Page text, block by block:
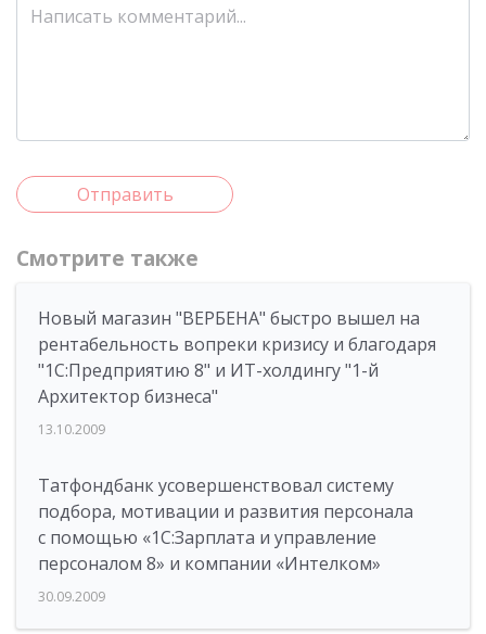
Отправить
Смотрите также
Новый магазин "ВЕРБЕНА" быстро вышел на
рентабельность вопреки кризису и благодаря
"1С:Предприятию 8" и ИТ-холдингу "1-й
Архитектор бизнеса"
13.10.2009
Татфондбанк усовершенствовал систему
подбора, мотивации и развития персонала
с помощью «1С:Зарплата и управление
персоналом 8» и компании «Интелком»
30.09.2009